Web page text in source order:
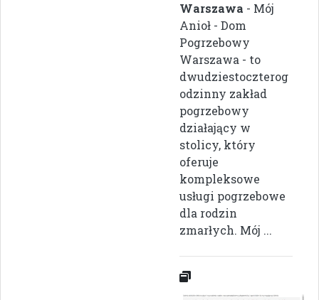
Warszawa - Mój
Anioł - Dom
Pogrzebowy
Warszawa - to
dwudziestoczterog
odzinny zakład
pogrzebowy
działający w
stolicy, który
oferuje
kompleksowe
usługi pogrzebowe
dla rodzin
zmarłych. Mój ...